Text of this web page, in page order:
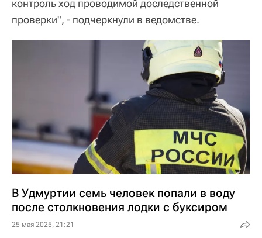
контроль ход проводимой доследственной
проверки", - подчеркнули в ведомстве.
В Удмуртии семь человек попали в воду
после столкновения лодки с буксиром
25 мая 2025, 21:21